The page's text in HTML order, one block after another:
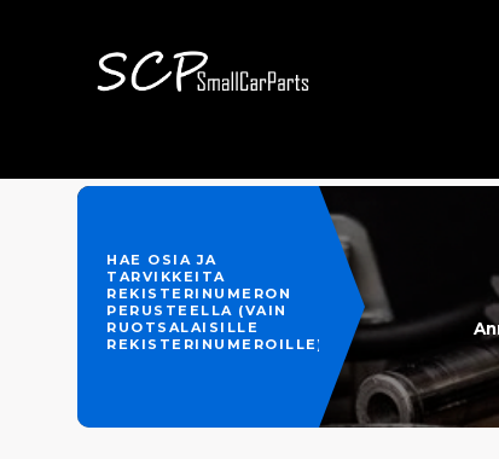
HAE OSIA JA
TARVIKKEITA
REKISTERINUMERON
PERUSTEELLA (VAIN
RUOTSALAISILLE
REKISTERINUMEROILLE)